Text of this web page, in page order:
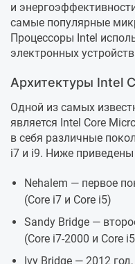
и
самые популярные
Процессоры Intel
электронных
Архитектуры Intel
Одной из самых
является Intel Core
в себя различные
i7 и i9. Ниже
Nehalem — первое
(Core i7 и Core i5)
Sandy Bridge —
(Core i7-2000 и Core
Ivy Bridge — 2012